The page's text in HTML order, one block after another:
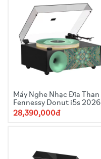
Máy Nghe Nhạc Đĩa Than
Fennessy Donut i5s 2026
28,390,000đ